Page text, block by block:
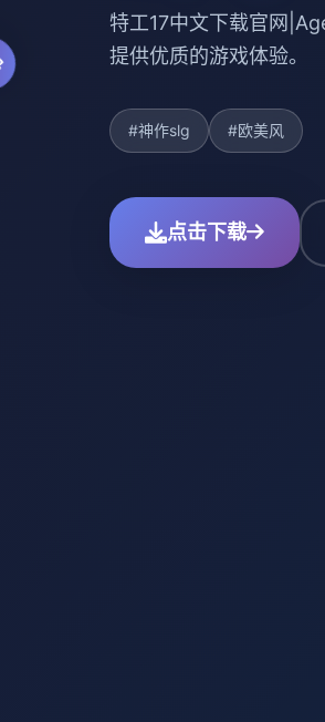
特工17中文下载官网
提供优质的游戏体验。
#神作slg #欧美风
点击下载